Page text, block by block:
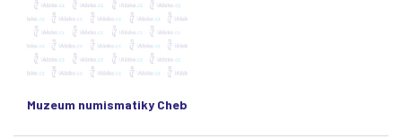
Muzeum numismatiky Cheb